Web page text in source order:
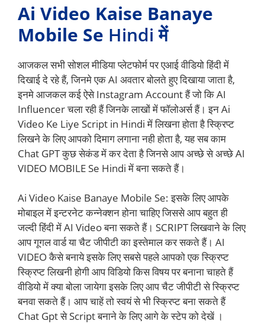
Ai Video Kaise Banaye
Mobile Se Hindi में
आजकल सभी सोशल मीडिया प्लेटफोर्म पर एआई वीडियो हिंदी में
दिखाई दे रहे हैं, जिनमे एक AI अवतार बोलते हुए दिखाया जाता है,
इनमे आजकल कई ऐसे Instagram Account हैं जो कि AI
Influencer चला रही हैं जिनके लाखों में फॉलोअर्स हैं। इन Ai
Video Ke Liye Script in Hindi में लिखना होता है स्क्रिप्ट
लिखने के लिए आपको दिमाग लगाना नही होता है, यह सब काम
Chat GPT कुछ सेकंड में कर देता है जिनसे आप अच्छे से अच्छे AI
VIDEO MOBILE Se Hindi में बना सकते हैं।
Ai Video Kaise Banaye Mobile Se: इसके लिए आपके
मोबाइल में इन्टरनेट कन्नेक्शन होना चाहिए जिससे आप बहुत ही
जल्दी हिंदी में AI Video बना सकते हैं। SCRIPT लिखवाने के लिए
आप गूगल वार्ड या चैट जीपीटी का इस्तेमाल कर सकते हैं। AI
VIDEO कैसे बनाये इसके लिए सबसे पहले आपको एक स्क्रिप्ट
स्क्रिप्ट लिखनी होगी आप विडियो किस विषय पर बनाना चाहते हैं
वीडियो में क्या बोला जायेगा इसके लिए आप चैट जीपीटी से स्क्रिप्ट
बनवा सकते हैं। आप चाहें तो स्वयं से भी स्क्रिप्ट बना सकते हैं
Chat Gpt से Script बनाने के लिए आगे के स्टेप को देखें ।